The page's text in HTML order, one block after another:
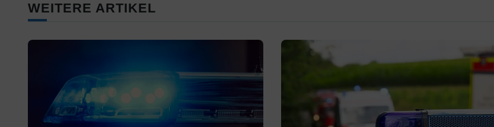
WEITERE ARTIKEL